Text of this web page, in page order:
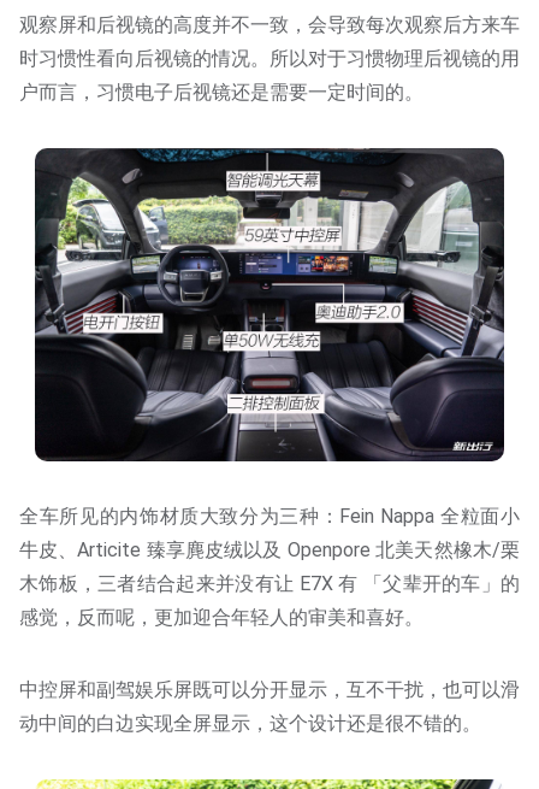
观察屏和后视镜的高度并不一致，会导致每次观察后方来车
时习惯性看向后视镜的情况。所以对于习惯物理后视镜的用
户而言，习惯电子后视镜还是需要一定时间的。
全车所见的内饰材质大致分为三种：Fein Nappa 全粒面小
牛皮、Articite 臻享麂皮绒以及 Openpore 北美天然橡木/栗
木饰板，三者结合起来并没有让 E7X 有 「父辈开的车」的
感觉，反而呢，更加迎合年轻人的审美和喜好。
中控屏和副驾娱乐屏既可以分开显示，互不干扰，也可以滑
动中间的白边实现全屏显示，这个设计还是很不错的。